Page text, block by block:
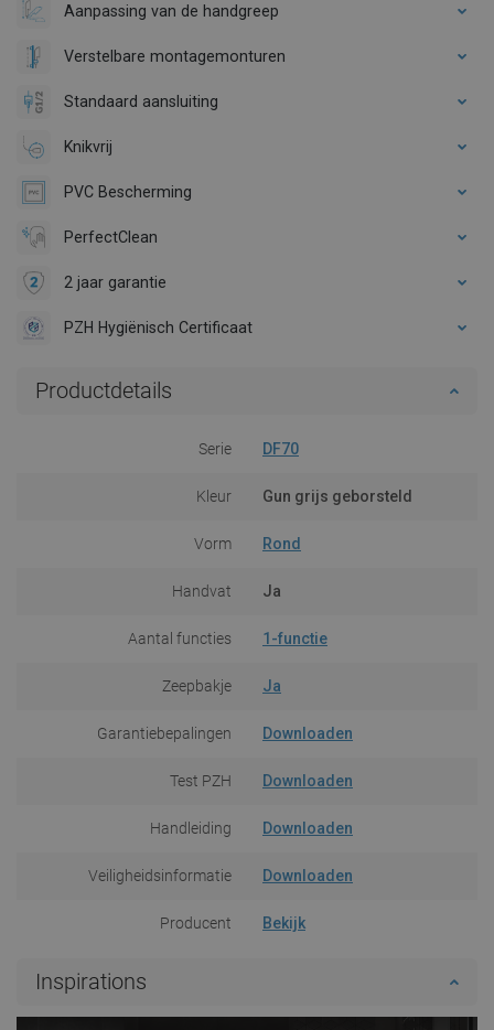
Aanpassing van de handgreep
Verstelbare montagemonturen
Standaard aansluiting
Knikvrij
PVC Bescherming
PerfectClean
2 jaar garantie
PZH Hygiënisch Certificaat
Productdetails
Serie DF70
Kleur Gun grijs geborsteld
Vorm Rond
Handvat Ja
Aantal functies 1-functie
Zeepbakje Ja
Garantiebepalingen Downloaden
Test PZH Downloaden
Handleiding Downloaden
Veiligheidsinformatie Downloaden
Producent Bekijk
Inspirations